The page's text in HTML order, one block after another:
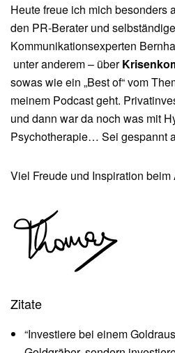
Heute freue ich mich besonders
den PR-Berater und
Kommunikationsexperten
unter anderem – über
sowas wie ein „Best of“ vom
meinem Podcast geht.
und dann war da noch was mit
Psychotherapie… Sei gespannt
Viel Freude und Inspiration beim
Zitate
“Investiere bei einem